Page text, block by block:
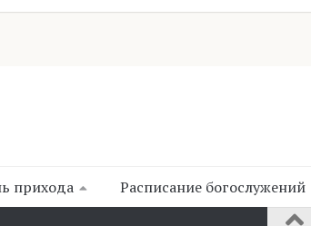
прихода Расписание богослужений